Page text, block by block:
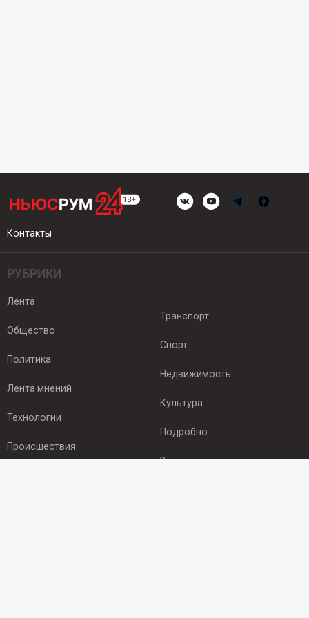
Контакты
РУБРИКИ
Лента
Общество
Политика
Лента мнений
Технологии
Происшествия
Транспорт
Спорт
Недвижимость
Культура
Подробно
Здоровье